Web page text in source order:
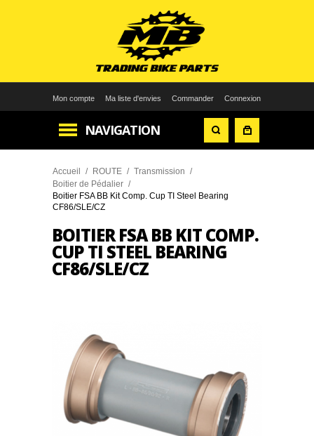
Mon compte Ma liste d'envies Commander Connexion
NAVIGATION
Accueil / ROUTE / Transmission /
Boitier de Pédalier /
Boitier FSA BB Kit Comp. Cup TI Steel Bearing
CF86/SLE/CZ
BOITIER FSA BB KIT COMP.
CUP TI STEEL BEARING
CF86/SLE/CZ